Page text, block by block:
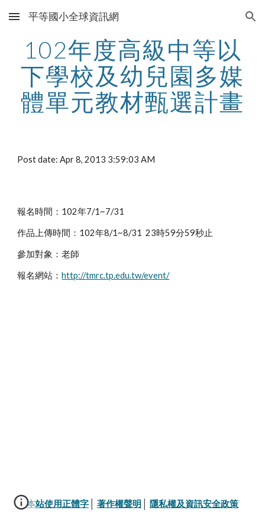
Skip to main content Skip to navigation
平等國小全球資訊網
102年度高級中等以
下學校及幼兒園多媒
體單元教材甄選計畫
Post date: Apr 8, 2013 3:59:03 AM
報名時間：102年7/1~7/31
作品上傳時間：102年8/1~8/31  23時59分59秒止
參加對象：老師
報名網站：http://tmrc.tp.edu.tw/event/
本站使用正體字 著作權聲明 隱私權及資訊安全政策